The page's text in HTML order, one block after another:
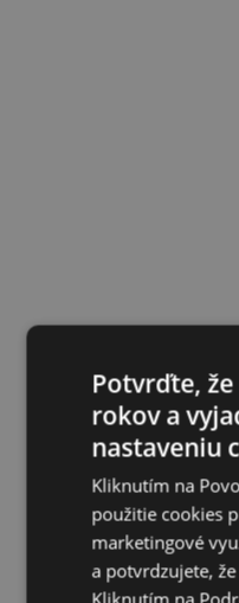
Potvrďte,
rokov a
nastaveniu
Kliknutím na
použitie cookies
marketingové
a potvrdzujete,